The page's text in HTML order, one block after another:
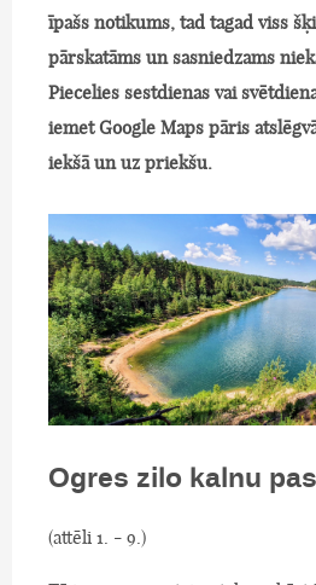
īpašs notikums, tad tagad viss
pārskatāms un sasniedzams
Piecelies sestdienas vai
iemet Google Maps pāris
iekšā un uz priekšu.
Ogres zilo kalnu
(attēli 1. - 9.)